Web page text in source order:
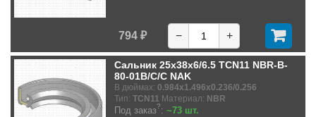
794 ₽ − +
Сальник 25x38x6/6.5 TCN11 NBR-B-
80-01B/C/C NAK
В дюймах: 0.984x1.496x0.236/0.256
Тип: TCN11 Материал: NBR
Под заказ?: ~73 шт.